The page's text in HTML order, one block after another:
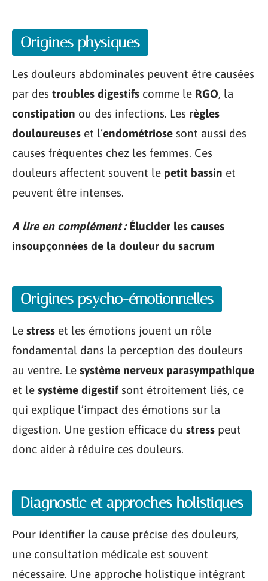
Origines physiques
Les douleurs abdominales peuvent être causées
par des troubles digestifs comme le RGO, la
constipation ou des infections. Les règles
douloureuses et l’endométriose sont aussi des
causes fréquentes chez les femmes. Ces
douleurs affectent souvent le petit bassin et
peuvent être intenses.
A lire en complément : Élucider les causes
insoupçonnées de la douleur du sacrum
Origines psycho-émotionnelles
Le stress et les émotions jouent un rôle
fondamental dans la perception des douleurs
au ventre. Le système nerveux parasympathique
et le système digestifsont étroitement liés, ce
qui explique l’impact des émotions sur la
digestion. Une gestion efficace du stress peut
donc aider à réduire ces douleurs.
Diagnostic et approches holistiques
Pour identifier la cause précise des douleurs,
une consultation médicale est souvent
nécessaire. Une approche holistique intégrant